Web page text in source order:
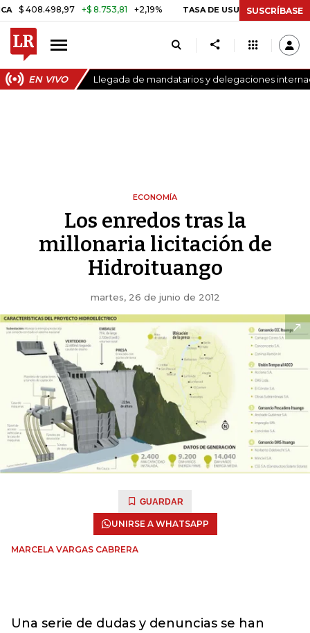
+$ 8.753,81 +2,19% TASA DE USURA CRÉDITO CONSUMO
SUSCRÍBASE
EN VIVO Llegada de mandatarios y delegaciones
ECONOMÍA
Los enredos tras la
millonaria licitación de
Hidroituango
martes, 26 de junio de 2012
GUARDAR
UNIRSE A WHATSAPP
MARCELA VARGAS CABRERA
Una serie de dudas y denuncias se han